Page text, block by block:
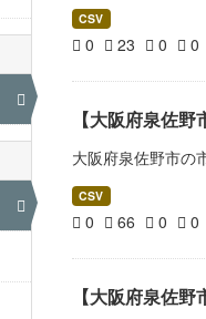
CSV
0 23 0 0
【大阪府泉佐野
大阪府泉佐野市の
CSV
0 66 0 0
【大阪府泉佐